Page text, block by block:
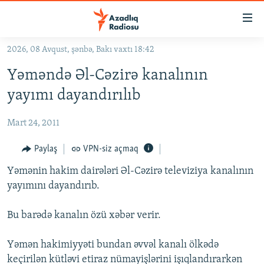
Əsas
qayıt
Əsas
naviqasiyaya
qayıt
KORRUPSIOMETR
#ƏSLINDƏ
FƏRQƏ BAX
QANUNI DOĞRU
ARAŞDIRMA
MULTIMEDIA
FOTOQALEREYA
OXU ZALI
HAQQIMIZDA
2026, 08 Avqust, şənbə, Bakı vaxtı 18:42
Yəməndə Əl-Cəzirə kanalının
yayımı dayandırılıb
Mart 24, 2011
Paylaş VPN-siz açmaq
Yəmənin hakim dairələri Əl-Cəzirə televiziya kanalının
yayımını dayandırıb.
Bu barədə kanalın özü xəbər verir.
Yəmən hakimiyyəti bundan əvvəl kanalı ölkədə
keçirilən kütləvi etiraz nümayişlərini işıqlandırarkən